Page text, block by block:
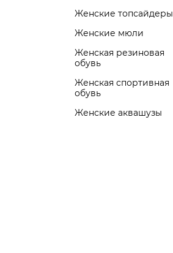
Женские топсайдеры
Женские мюли
Женская резиновая
обувь
Женская спортивная
обувь
Женские аквашузы